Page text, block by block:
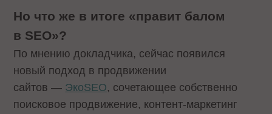
Но что же в итоге «правит балом
в SEO»?
По мнению докладчика, сейчас появился
новый подход в продвижении
сайтов — ЭкоSEO, сочетающее собственно
поисковое продвижение, контент-маркетинг